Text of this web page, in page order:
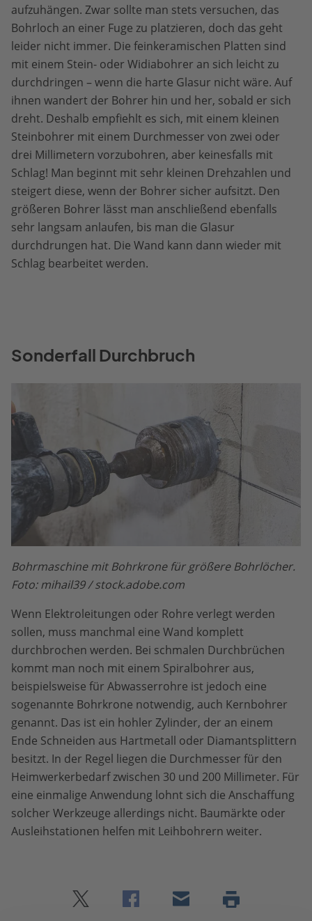
aufzuhängen. Zwar sollte man stets versuchen, das
Bohrloch an einer Fuge zu platzieren, doch das geht
leider nicht immer. Die feinkeramischen Platten sind
mit einem Stein- oder Widiabohrer an sich leicht zu
durchdringen – wenn die harte Glasur nicht wäre. Auf
ihnen wandert der Bohrer hin und her, sobald er sich
dreht. Deshalb empfiehlt es sich, mit einem kleinen
Steinbohrer mit einem Durchmesser von zwei oder
drei Millimetern vorzubohren, aber keinesfalls mit
Schlag! Man beginnt mit sehr kleinen Drehzahlen und
steigert diese, wenn der Bohrer sicher aufsitzt. Den
größeren Bohrer lässt man anschließend ebenfalls
sehr langsam anlaufen, bis man die Glasur
durchdrungen hat. Die Wand kann dann wieder mit
Schlag bearbeitet werden.
Sonderfall Durchbruch
Bohrmaschine mit Bohrkrone für größere Bohrlöcher.
Foto: mihail39 / stock.adobe.com
Wenn Elektroleitungen oder Rohre verlegt werden
sollen, muss manchmal eine Wand komplett
durchbrochen werden. Bei schmalen Durchbrüchen
kommt man noch mit einem Spiralbohrer aus,
beispielsweise für Abwasserrohre ist jedoch eine
sogenannte Bohrkrone notwendig, auch Kernbohrer
genannt. Das ist ein hohler Zylinder, der an einem
Ende Schneiden aus Hartmetall oder Diamantsplittern
besitzt. In der Regel liegen die Durchmesser für den
Heimwerkerbedarf zwischen 30 und 200 Millimeter. Für
eine einmalige Anwendung lohnt sich die Anschaffung
solcher Werkzeuge allerdings nicht. Baumärkte oder
Ausleihstationen helfen mit Leihbohrern weiter.